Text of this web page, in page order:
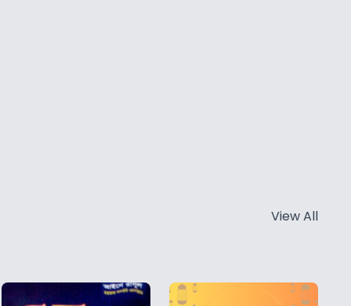
View All